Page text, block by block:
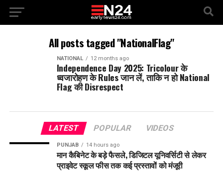
All posts tagged "NationalFlag"
NATIONAL 12 months ago
Independence Day 2025: Tricolour के
ध्वजारोहण के Rules जान लें, ताकि न हो National
Flag की Disrespect
LATEST POPULAR VIDEOS
PUNJAB 14 hours ago
मान कैबिनेट के बड़े फैसले, डिजिटल यूनिवर्सिटी से लेकर
प्राइवेट स्कूल फीस तक कई प्रस्तावों को मंजूरी